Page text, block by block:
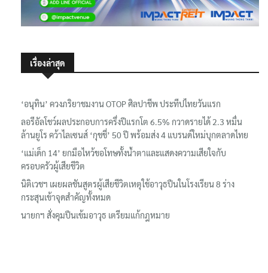
เรื่องล่าสุด
‘อนุทิน’ ควงภริยาชมงาน OTOP ศิลปาชีพ ประทีปไทยวันแรก
ลอรีอัลโชว์ผลประกอบการครึ่งปีแรกโต 6.5% กวาดรายได้ 2.3 หมื่น
ล้านยูโร คว้าไลเซนส์ ‘กุชชี่’ 50 ปี พร้อมส่ง 4 แบรนด์ใหม่บุกตลาดไทย
‘แม่เด็ก 14’ ยกมือไหว้ขอโทษทั้งน้ำตาและแสดงความเสียใจกับ
ครอบครัวผู้เสียชีวิต
นิติเวชฯ เผยผลชันสูตรผู้เสียชีวิตเหตุใช้อาวุธปืนในโรงเรียน 8 ร่าง
กระสุนเข้าจุดสำคัญทั้งหมด
นายกฯ สั่งคุมปืนเข้มอาวุธ เตรียมแก้กฎหมาย